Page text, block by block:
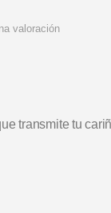
valoración
transmite tu